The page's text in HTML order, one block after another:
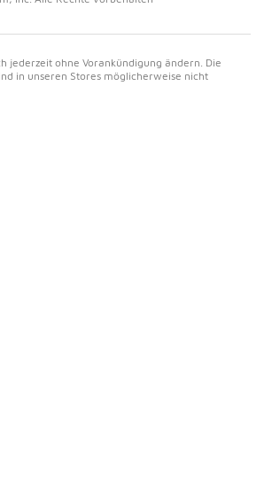
jederzeit ohne Vorankündigung ändern. Die
in unseren Stores möglicherweise nicht